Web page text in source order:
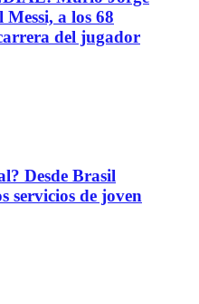
a los 68
del jugador
Desde Brasil
servicios de joven